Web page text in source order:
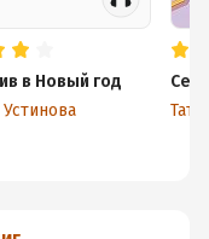
в Новый год
Устинова